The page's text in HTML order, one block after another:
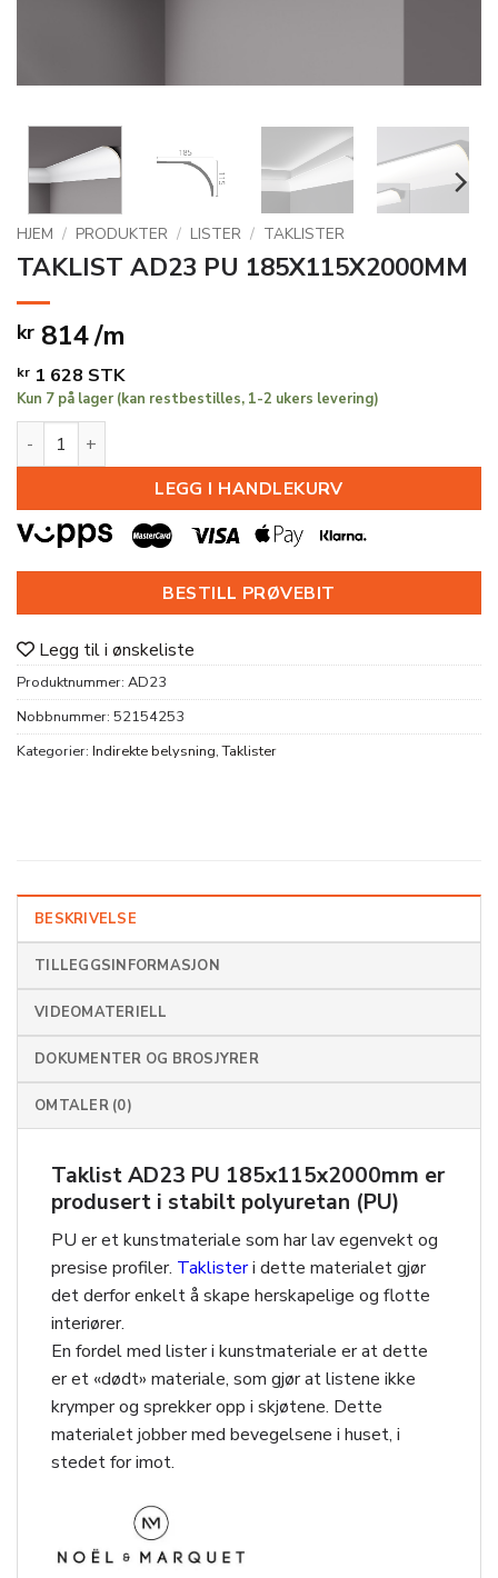
HJEM / PRODUKTER / LISTER / TAKLISTER
TAKLIST AD23 PU 185X115X2000MM
kr 814 /m
kr 1 628 STK
Kun 7 på lager (kan restbestilles, 1-2 ukers levering)
TAKLIST AD23 PU 185X115X2000MM antall
LEGG I HANDLEKURV
BESTILL PRØVEBIT
Legg til i ønskeliste
Produktnummer: AD23
Nobbnummer: 52154253
Kategorier: Indirekte belysning,Taklister
BESKRIVELSE
TILLEGGSINFORMASJON
VIDEOMATERIELL
DOKUMENTER OG BROSJYRER
OMTALER (0)
Taklist AD23 PU 185x115x2000mm er
produsert i stabilt polyuretan (PU)
PU er et kunstmateriale som har lav egenvekt og
presise profiler. Taklisteri dette materialet gjør
det derfor enkelt å skape herskapelige og flotte
interiører.
En fordel med lister i kunstmateriale er at dette
er et «dødt» materiale, som gjør at listene ikke
krymper og sprekker opp i skjøtene. Dette
materialet jobber med bevegelsene i huset, i
stedet for imot.